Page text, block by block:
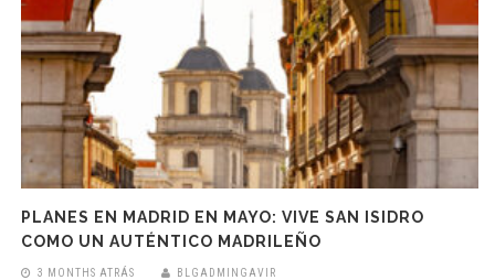
PLANES EN MADRID EN MAYO: VIVE SAN ISIDRO
COMO UN AUTÉNTICO MADRILEÑO
3 MONTHS ATRÁS BLGADMINGAVIR